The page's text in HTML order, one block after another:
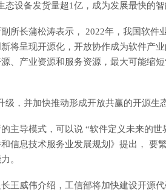
设备发货量超1亿，成为发展最快的智
所长蒲松涛表示， 2022年，我国软件
将呈现开源化，开放协作成为软件产
、产业资源和服务资源，最大可能缩
，并加快推动形成开放共赢的开源生
主导模式，可以说 “软件定义未来的世
信息技术服务业发展规划》提出， 要
。
王威伟介绍，工信部将加快建设开源